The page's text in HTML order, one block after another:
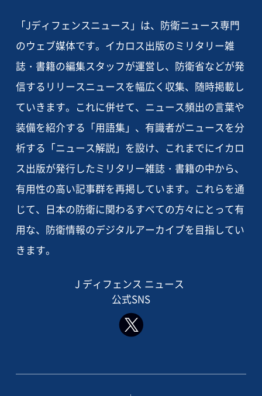
「Jディフェンスニュース」は、防衛ニュース専門
のウェブ媒体です。イカロス出版のミリタリー雑
誌・書籍の編集スタッフが運営し、防衛省などが発
信するリリースニュースを幅広く収集、随時掲載し
ていきます。これに併せて、ニュース頻出の言葉や
装備を紹介する「用語集」、有識者がニュースを分
析する「ニュース解説」を設け、これまでにイカロ
ス出版が発行したミリタリー雑誌・書籍の中から、
有用性の高い記事群を再掲しています。これらを通
じて、日本の防衛に関わるすべての方々にとって有
用な、防衛情報のデジタルアーカイブを目指してい
きます。
J ディフェンス ニュース
公式SNS